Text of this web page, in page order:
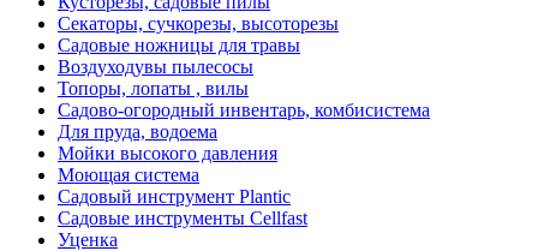
Секаторы, сучкорезы, высоторезы
Садовые ножницы для травы
Воздуходувы пылесосы
Топоры, лопаты , вилы
Садово-огородный инвентарь, комбисистема
Для пруда, водоема
Мойки высокого давления
Моющая система
Садовый инструмент Plantic
Садовые инструменты Cellfast
Уценка